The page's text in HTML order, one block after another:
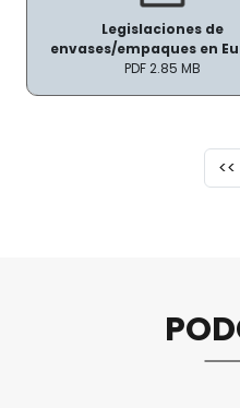
Legislaciones de
envases/empaques en
PDF 2.85 MB
<<